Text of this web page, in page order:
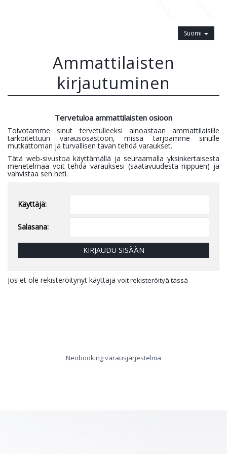
Suomi
Ammattilaisten
kirjautuminen
Tervetuloa ammattilaisten osioon
Toivotamme sinut tervetulleeksi ainoastaan ammattilaisille
tarkoitettuun varausosastoon, missä tarjoamme sinulle
mutkattoman ja turvallisen tavan tehdä varaukset.
Tätä web-sivustoa käyttämällä ja seuraamalla yksinkertaisesta
menetelmää voit tehdä varauksesi (saatavuudesta riippuen) ja
vahvistaa sen heti.
Käyttäjä:
Salasana:
KIRJAUDU SISÄÄN
Jos et ole rekisteröitynyt käyttäjä voit rekisteröityä tässä
Neobooking varausjärjestelmä